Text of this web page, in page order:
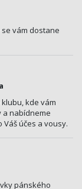
vám dostane
kde vám
a nabídneme
účes a vousy.
pánského